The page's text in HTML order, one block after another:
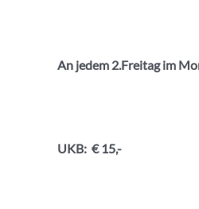
An jedem 2.Freitag im
UKB: € 15,-